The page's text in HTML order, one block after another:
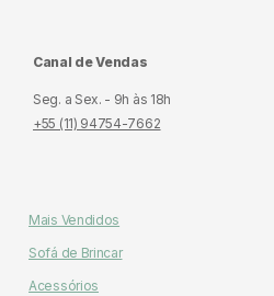
Canal de Vendas
Seg. a Sex. - 9h às 18h
+55 (11) 94754-7662
Mais Vendidos
Sofá de Brincar
Acessórios